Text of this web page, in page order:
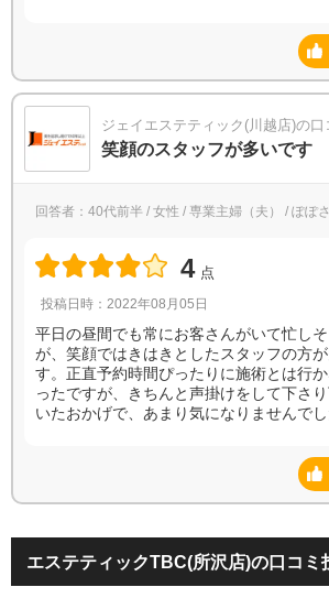
ジェイエステティック(川越店)の口
笑顔のスタッフが多いです
回答者：40代前半 / 女性 / 専業主婦（夫） / ぽぽ
4 点
投稿日時：2022年08月05日
平日の昼間でも常にお客さんがいて忙し
が、笑顔ではきはきとしたスタッフの方
す。正直予約時間ぴったりに施術とは行
ったですが、きちんと声掛けをして下さ
いたおかげで、あまり気になりませんでし
エステティックTBC(所沢店)の口コミ